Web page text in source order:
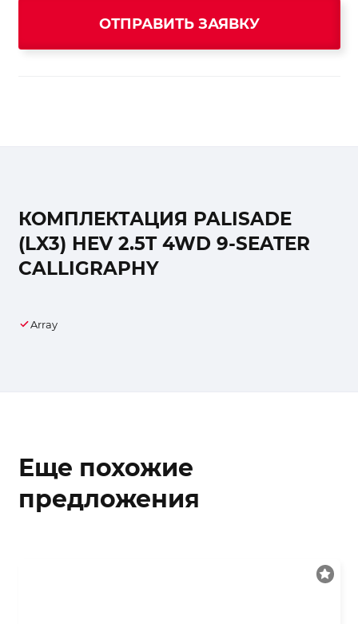
ОТПРАВИТЬ ЗАЯВКУ
КОМПЛЕКТАЦИЯ PALISADE
(LX3) HEV 2.5T 4WD 9-SEATER
CALLIGRAPHY
Array
Еще похожие
предложения